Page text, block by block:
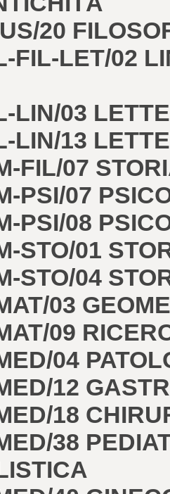
20
FIL-LET/02
LIN/03
LIN/13
FIL/07
PSI/07
PSI/08
STO/01
STO/04
03
09
04
12
18
38